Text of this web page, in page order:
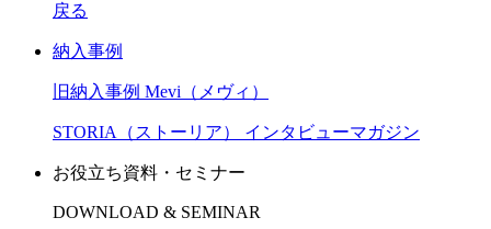
戻る
納入事例
旧納入事例 Mevi（メヴィ）
STORIA（ストーリア） インタビューマガジン
お役立ち資料・セミナー
DOWNLOAD & SEMINAR